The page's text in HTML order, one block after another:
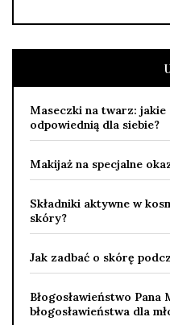
Maseczki na twarz:
odpowiednią dla siebie?
Makijaż na specjalne
Składniki aktywne w
skóry?
Jak zadbać o skórę
Błogosławieństwo Pana
błogosławieństwa dla